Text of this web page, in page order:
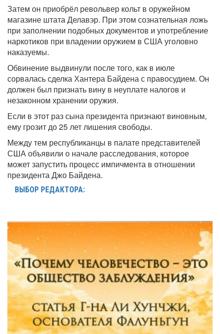
Затем он приобрёл револьвер кольт в оружейном
магазине штата Делавэр. При этом сознательная ложь
при заполнении подобных документов и употребление
наркотиков при владении оружием в США уголовно
наказуемы.
Обвинение выдвинули после того, как в июле
сорвалась сделка Хантера Байдена с правосудием. Он
должен был признать вину в неуплате налогов и
незаконном хранении оружия.
Если в этот раз сына президента признают виновным,
ему грозит до 25 лет лишения свободы.
Между тем республиканцы в палате представителей
США объявили о начале расследования, которое
может запустить процесс импичмента в отношении
президента Джо Байдена.
ВЫБОР РЕДАКТОРА: